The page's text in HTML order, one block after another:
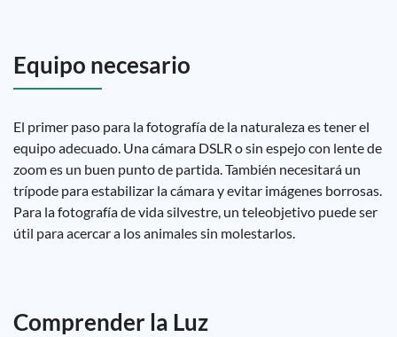
Equipo necesario
El primer paso para la fotografía de la naturaleza es tener el
equipo adecuado. Una cámara DSLR o sin espejo con lente de
zoom es un buen punto de partida. También necesitará un
trípode para estabilizar la cámara y evitar imágenes borrosas.
Para la fotografía de vida silvestre, un teleobjetivo puede ser
útil para acercar a los animales sin molestarlos.
Comprender la Luz